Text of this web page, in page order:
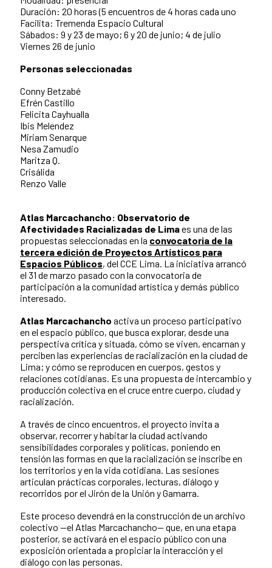
Duración: 20 horas (5 encuentros de 4 horas cada uno
Facilita: Tremenda Espacio Cultural
Sábados: 9 y 23 de mayo; 6 y 20 de junio; 4 de julio
Viernes 26 de junio
Personas seleccionadas
Conny Betzabé
Efrén Castillo
Felicita Cayhualla
Ibis Melendez
Miriam Senarque
Nesa Zamudio
Maritza Q.
Crisálida
Renzo Valle
Atlas Marcachancho: Observatorio de
Afectividades Racializadas de Limaes una de las
propuestas seleccionadas en la convocatoria de la
tercera edición de Proyectos Artísticos para
Espacios Públicos, del CCE Lima. La iniciativa arrancó
el 31 de marzo pasado con la convocatoria de
participación a la comunidad artística y demás público
interesado.
Atlas Marcachancho activa un proceso participativo
en el espacio público, que busca explorar, desde una
perspectiva crítica y situada, cómo se viven, encarnan y
perciben las experiencias de racialización en la ciudad de
Lima; y cómo se reproducen en cuerpos, gestos y
relaciones cotidianas. Es una propuesta de intercambio y
producción colectiva en el cruce entre cuerpo, ciudad y
racialización.
A través de cinco encuentros, el proyecto invita a
observar, recorrer y habitar la ciudad activando
sensibilidades corporales y políticas, poniendo en
tensión las formas en que la racialización se inscribe en
los territorios y en la vida cotidiana. Las sesiones
articulan prácticas corporales, lecturas, diálogo y
recorridos por el Jirón de la Unión y Gamarra.
Este proceso devendrá en la construcción de un archivo
colectivo —el Atlas Marcachancho— que, en una etapa
posterior, se activará en el espacio público con una
exposición orientada a propiciar la interacción y el
diálogo con las personas.